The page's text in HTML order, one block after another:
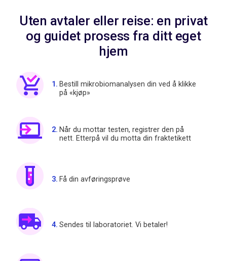
Uten avtaler eller reise: en privat
og guidet prosess fra ditt eget
hjem
Bestill mikrobiomanalysen din ved å klikke
på «kjøp»
Når du mottar testen, registrer den på
nett. Etterpå vil du motta din fraktetikett
Få din avføringsprøve
Sendes til laboratoriet. Vi betaler!